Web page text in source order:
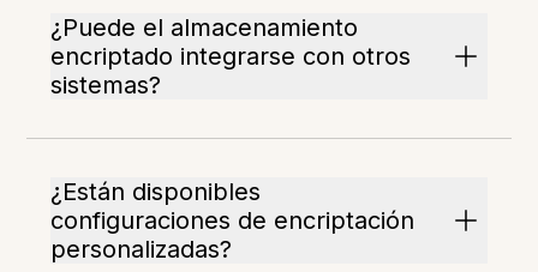
¿Puede el almacenamiento
encriptado integrarse con otros
sistemas?
¿Están disponibles
configuraciones de encriptación
personalizadas?